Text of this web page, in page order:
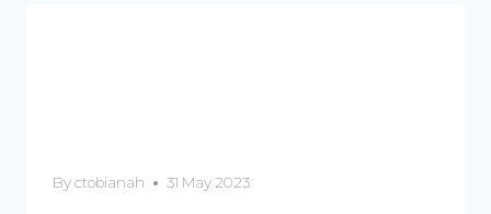
Byctobianah 31 May 2023